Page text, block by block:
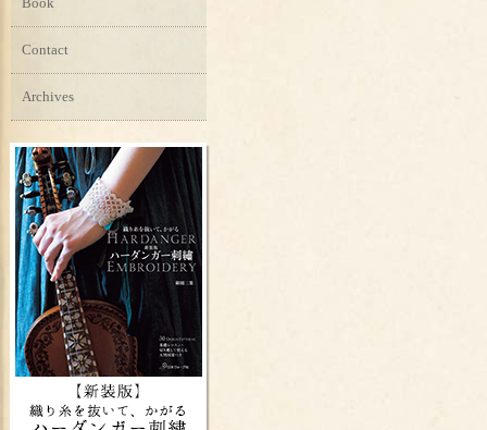
Contact
Archives